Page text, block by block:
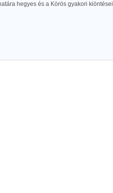
hegyes és a Körös gyakori kiöntései